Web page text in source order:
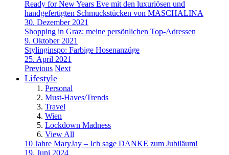
Ready for New Years Eve mit den luxuriösen und
handgefertigten Schmuckstücken von MASCHALINA
30. Dezember 2021
Shopping in Graz: meine persönlichen Top-Adressen
9. Oktober 2021
Stylinginspo: Farbige Hosenanzüge
25. April 2021
Previous Next
Lifestyle
Personal
Must-Haves/Trends
Travel
Wien
Lockdown Madness
View All
10 Jahre MaryJay – Ich sage DANKE zum Jubiläum!
19. Juni 2024